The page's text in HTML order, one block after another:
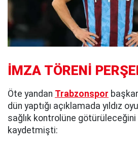
İMZA TÖRENİ
Öte yandan Trabzonspor
dün yaptığı açıklamada yıldız
sağlık kontrolüne götürüleceğini
kaydetmişti: